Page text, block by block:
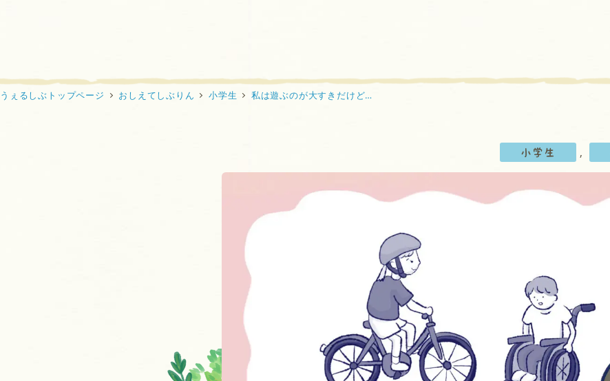
うぇるしぶトップページ おしえてしぶりん 小学生 私は遊ぶのが大すきだけど…
小学生 ,